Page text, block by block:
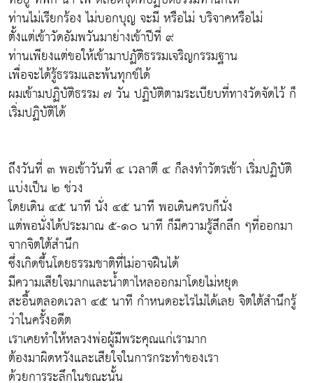
ท่านไม่เรียกร้อง ไม่บอกบุญ จะมี หรือไม่ บริจาคหรือไม่
ตั้งแต่เข้าวัดอัมพวันมาย่างเข้าปีที่ ๙
ท่านเพียงแต่ขอให้เข้ามาปฏัติธรรมเจริญกรรมฐาน
เพื่อจะได้รู้ธรรมและพ้นทุกข์ได้
ผมเข้ามปฏิบัติธรรม ๗ วัน ปฏิบัติตามระเบียบที่ทางวัดจัดไว้ ก็
เริ่มปฏิบัติได้
ถึงวันที่ ๓ พอเข้าวันที่ ๔ เวลาตี ๔ ก็ลงทำวัตรเช้า เริ่มปฏิบัติ
แบ่งเป็น ๒ ช่วง
โดยเดิน ๔๕ นาที นั่ง ๔๕ นาที พอเดินครบก็นั่ง
แต่พอนั่งได้ประมาณ ๕-๑๐ นาที ก็มีความรู้สึกลึก ๆที่ออกมา
จากจิตใต้สำนึก
ซึ่งเกิดขึ้นโดยธรรมชาติที่ไม่อาจฝืนได้
มีความเสียใจมากและน้ำตาไหลออกมาโดยไม่หยุด
สะอื้นตลอดเวลา ๔๕ นาที กำหนดอะไรไม่ได้เลย จิตใต้สำนึกรู้
ว่าในครั้งอดีต
เราเคยทำให้หลวงพ่อผู้มีพระคุณแก่เรามาก
ต้องมาผิดหวังและเสียใจในการกระทำของเรา
ด้วยการระลึกในขณะนั้น